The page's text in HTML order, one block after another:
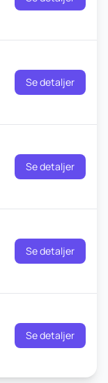
Se detaljer
Se detaljer
Se detaljer
Se detaljer